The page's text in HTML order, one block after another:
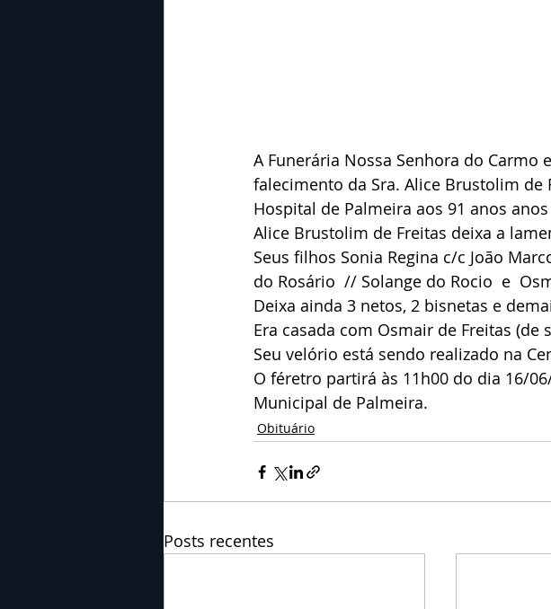
A Funerária Nossa Senhora do Carmo
falecimento da Sra. Alice Brustolim
Hospital de Palmeira aos 91 anos
Alice Brustolim de Freitas deixa a
Seus filhos Sonia Regina c/c João
do Rosário  // Solange do Rocio  e
Deixa ainda 3 netos, 2 bisnetas e
Era casada com Osmair de Freitas (de
Seu velório está sendo realizado na
O féretro partirá às 11h00 do dia 16/
Municipal de Palmeira.
Obituário
Posts recentes